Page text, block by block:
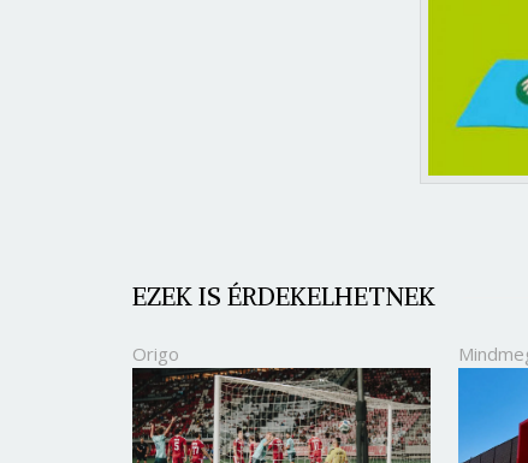
EZEK IS ÉRDEKELHETNEK
Origo